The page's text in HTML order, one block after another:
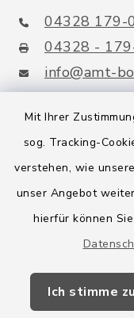
Mit Ihrer
sog. Tracking-
verstehen, wie
unser Angebot
hierfür können
Ich stimme zu
04328 179-0
04328 -
info@amt-
Quicklinks
Amt Boostedt-
Amtsbroschüre
Wege-